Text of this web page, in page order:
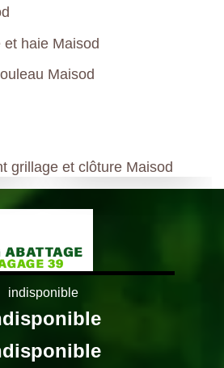
haie Maisod
Maisod
grillage et clôture Maisod
indisponible